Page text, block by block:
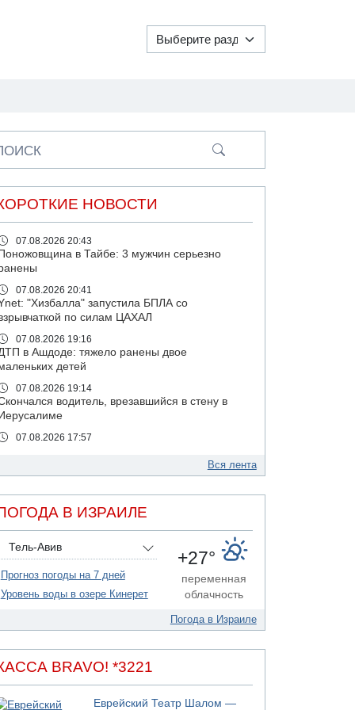
НОВОСТИ
07.08.2026 20:43
в Тайбе: 3 мужчин серьезно
07.08.2026 20:41
"Хизбалла" запустила БПЛА со
по силам ЦАХАЛ
07.08.2026 19:16
в Ашдоде: тяжело ранены двое
детей
07.08.2026 19:14
водитель, врезавшийся в стену в
07.08.2026 17:57
в коррупционных
с Йоавом Элиаси
07.08.2026 17:51
отказался заморозить лишение
льгот для уклонистов-харедим
07.08.2026 17:48
Иерусалиме водитель врезался в забор и
07.08.2026 13:47
армия сообщила о ранении
Вся лента
В ИЗРАИЛЕ
Тель-Авив
Прогноз погоды на 7 дней
Уровень воды в озере Кинерет
+27°
переменная
облачность
Погода в Израиле
BRAVO! *3221
Еврейский Театр Шалом —